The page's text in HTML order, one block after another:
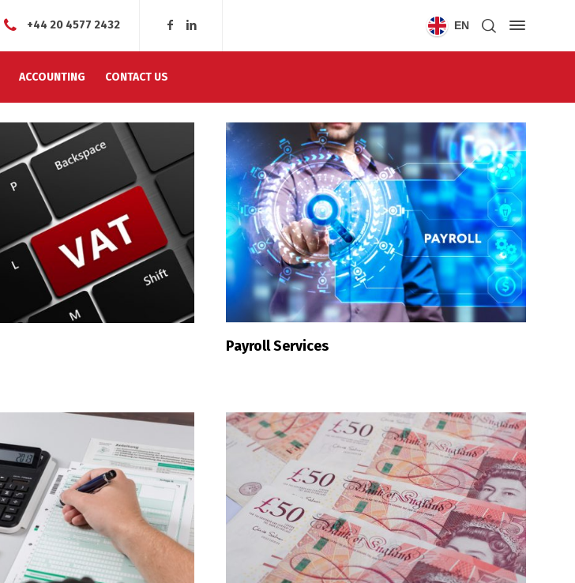
+44 20 4577 2432 EN
ACCOUNTING CONTACT US
Payroll Services